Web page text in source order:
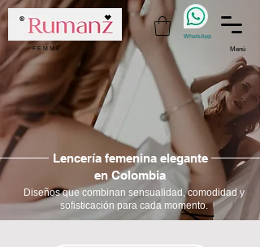
Menú
F E M M E
WhatsApp
Lencería femenina elegante
en Colombia
Diseños que combinan sensualidad, comodidad y
sofisticación para cada momento.